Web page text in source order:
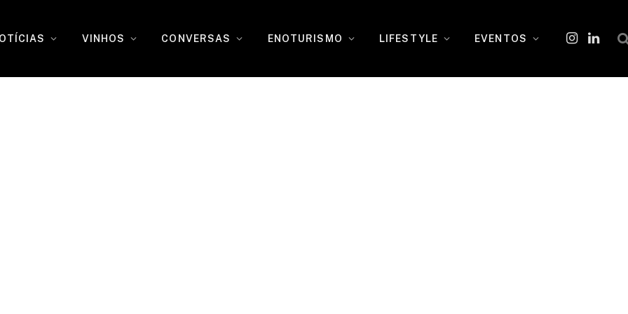
VINHOS CONVERSAS ENOTURISMO LIFESTYLE EVENTOS
Instagram
O